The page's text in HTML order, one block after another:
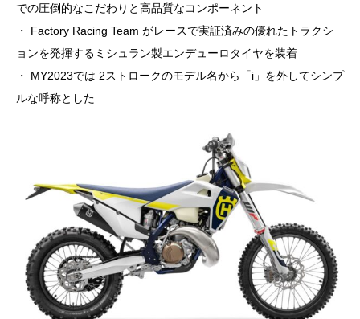
での圧倒的なこだわりと高品質なコンポーネント
・ Factory Racing Team がレースで実証済みの優れたトラクシ
ョンを発揮するミシュラン製エンデューロタイヤを装着
・ MY2023では 2ストロークのモデル名から「i」を外してシンプ
ルな呼称とした